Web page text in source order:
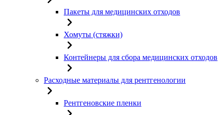
Пакеты для медицинских отходов
Хомуты (стяжки)
Контейнеры для сбора медицинских отходов
Расходные материалы для рентгенологии
Рентгеновские пленки